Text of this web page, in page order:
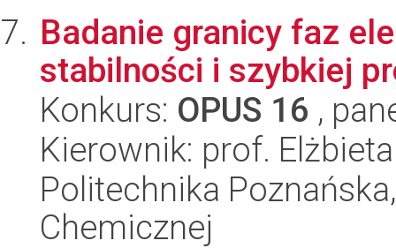
Badanie granicy faz
stabilności i szybkiej
Konkurs: OPUS 16 ,
Kierownik: prof.
Politechnika
Chemicznej